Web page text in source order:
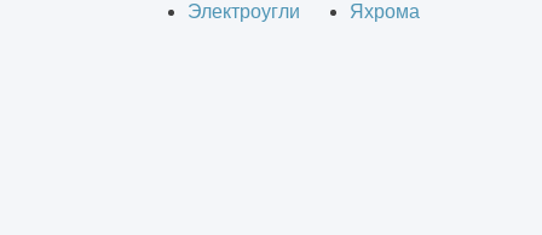
Электроугли
Яхрома